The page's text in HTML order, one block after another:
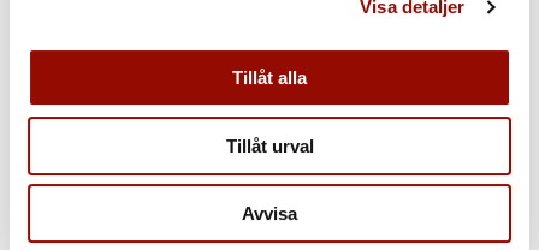
Visa detaljer
Tillåt alla
Tillåt urval
Avvisa